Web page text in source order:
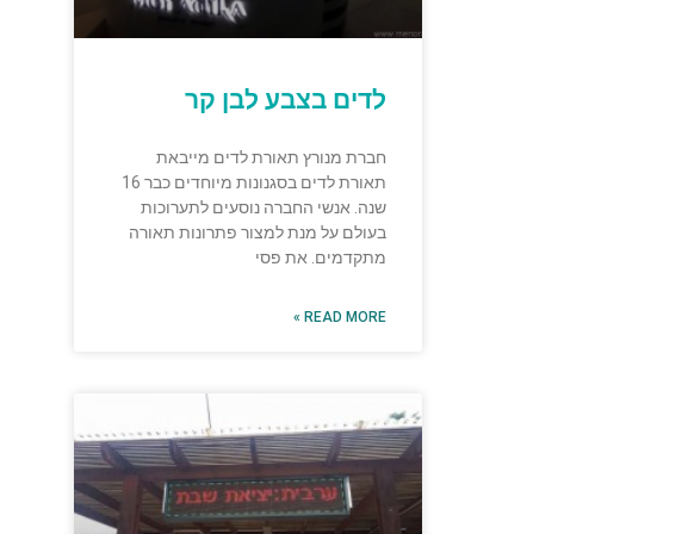
לדים בצבע לבן קר
חברת מנורץ תאורת לדים מייבאת
תאורת לדים בסגנונות מיוחדים כבר 16
שנה. אנשי החברה נוסעים לתערוכות
בעולם על מנת למצור פתרונות תאורה
מתקדמים. את פסי
READ MORE »